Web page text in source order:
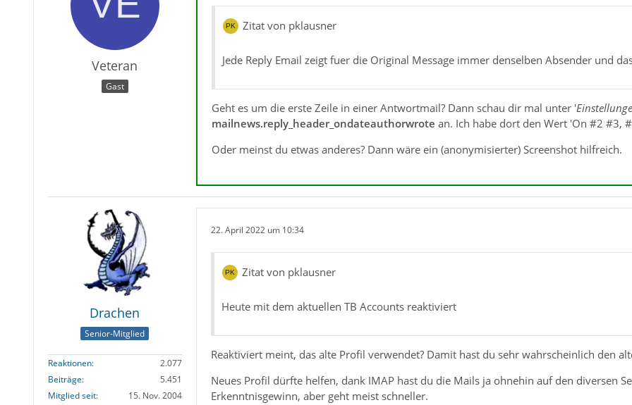
Veteran
Gast
Zitat von pklausner
Jede Reply Email zeigt fuer die Original Message immer denselben Absender und
Geht es um die erste Zeile in einer Antwortmail? Dann schau dir mal unter '
mailnews.reply_header_ondateauthorwrote an. Ich habe dort den Wert 'On #2 #3,
Oder meinst du etwas anderes? Dann wäre ein (anonymisierter) Screenshot hilfreich.
Drachen
Senior-Mitglied
Reaktionen
2.077
Beiträge
5.451
Mitglied seit
15. Nov. 2004
22. April 2022 um 10:34
Zitat von pklausner
Heute mit dem aktuellen TB Accounts reaktiviert
Reaktiviert meint, das alte Profil verwendet? Damit hast du sehr wahrscheinlich den
Neues Profil dürfte helfen, dank IMAP hast du die Mails ja ohnehin auf den diversen
Erkenntnisgewinn, aber geht meist schneller.